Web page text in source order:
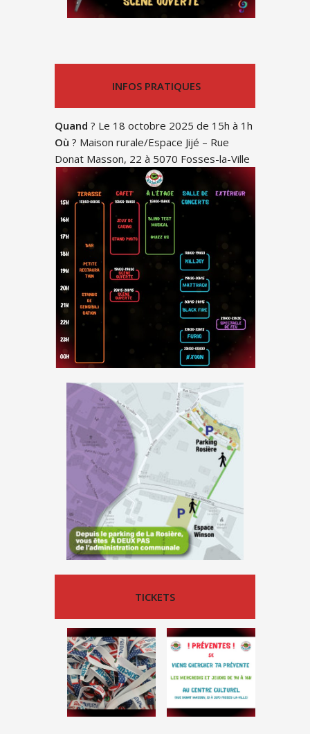
INFOS PRATIQUES
Quand ? Le 18 octobre 2025 de 15h à 1h
Où ? Maison rurale/Espace Jijé – Rue
Donat Masson, 22 à 5070 Fosses-la-Ville
TICKETS